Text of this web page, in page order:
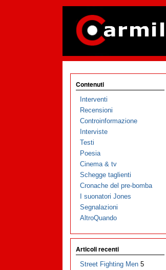
Contenuti
Interventi
Recensioni
Controinformazione
Interviste
Testi
Poesia
Cinema & tv
Schegge taglienti
Cronache del pre-bomba
I suonatori Jones
Segnalazioni
AltroQuando
Articoli recenti
Street Fighting Men 5